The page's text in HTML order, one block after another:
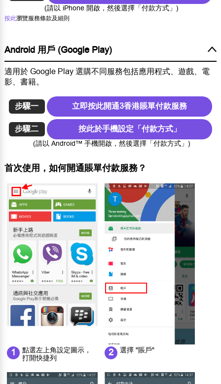
(請以 iPhone 開啟，然後選擇「付款方式」)
按此瀏覽服務條款及細則
Android 用戶 (Google Play)
適用於 Google Play 選購不同服務包括應用程式、遊戲、電
影、書籍。
步驟一 立即按此開通3香港賬單付款服務
步驟二 按此於手機設定「付款方式」
(請以 Android™ 手機開啟，然後選擇「付款方式」)
首次使用，如何開通賬單付款服務？
1
點選左上角設定圖示，
打開快捷列
2 選擇 "賬戶"